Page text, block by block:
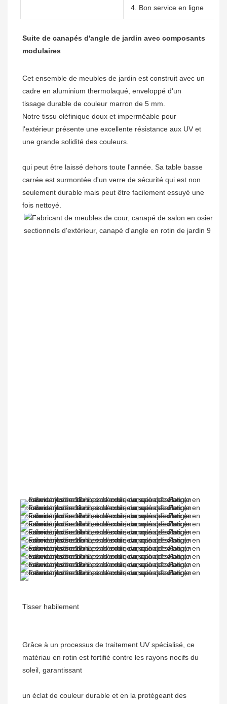
4. Bon service en ligne
Suite de canapés d'angle de jardin avec composants
Cet ensemble de meubles de jardin est construit avec un
cadre en aluminium thermolaqué, enveloppé d'un
Notre tissu oléfinique doux et imperméable pour
l'extérieur présente une excellente résistance aux UV et
qui peut être laissé dehors toute l'année. Sa table basse
carrée est surmontée d'un verre de sécurité qui est non
seulement durable mais peut être facilement essuyé une
Grâce à un processus de traitement UV spécialisé, ce
matériau en rotin est fortifié contre les rayons nocifs du
un éclat de couleur durable et en la protégeant des